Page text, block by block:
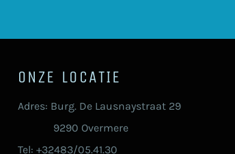
ONZE LOCATIE
Adres: Burg. De Lausnaystraat 29
9290 Overmere
Tel: +32483/05.41.30